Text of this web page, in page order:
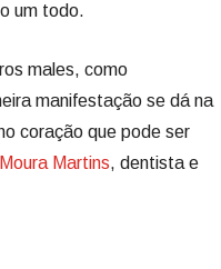
um todo.
males, como
manifestação se dá na
coração que pode ser
Martins, dentista e